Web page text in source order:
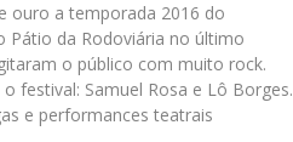
ouro a temporada 2016 do
Pátio da Rodoviária no último
o público com muito rock.
festival: Samuel Rosa e Lô Borges.
e performances teatrais